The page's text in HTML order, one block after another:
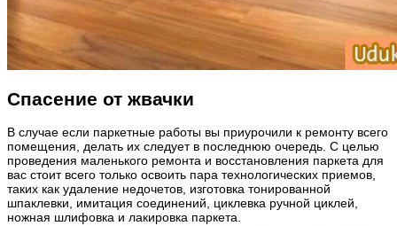
Спасение от жвачки
В случае если паркетные работы вы приурочили к ремонту всего
помещения, делать их следует в последнюю очередь. С целью
проведения маленького ремонта и восстановления паркета для
вас стоит всего только освоить пара технологических приемов,
таких как удаление недочетов, изготовка тонированной
шпаклевки, имитация соединений, циклевка ручной циклей,
ножная шлифовка и лакировка паркета.